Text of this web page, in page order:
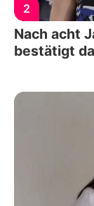
2
Nach acht
bestätigt